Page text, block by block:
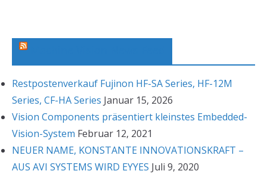
Restpostenverkauf Fujinon HF-SA Series, HF-12M
Series, CF-HA Series Januar 15, 2026
Vision Components präsentiert kleinstes Embedded-
Vision-System Februar 12, 2021
NEUER NAME, KONSTANTE INNOVATIONSKRAFT –
AUS AVI SYSTEMS WIRD EYYES Juli 9, 2020